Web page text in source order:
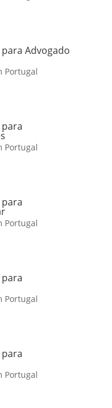
Advogado
Portugal
Portugal
Portugal
Portugal
Portugal